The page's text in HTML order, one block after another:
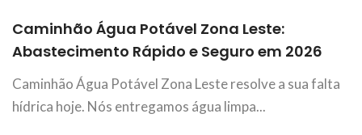
Caminhão Água Potável Zona Leste:
Abastecimento Rápido e Seguro em 2026
Caminhão Água Potável Zona Leste resolve a sua falta
hídrica hoje. Nós entregamos água limpa...